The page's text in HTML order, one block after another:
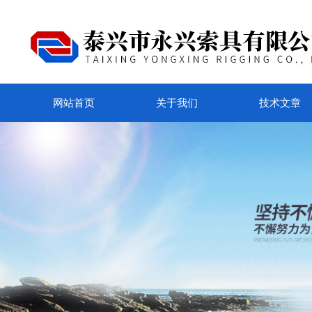
网站首页 关于我们 技术文章